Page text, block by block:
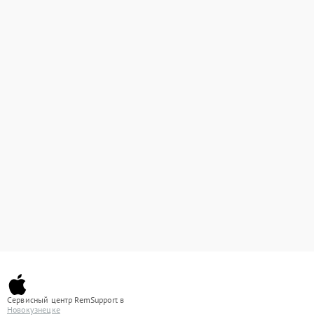
Сервисный центр RemSupport в
Новокузнецке